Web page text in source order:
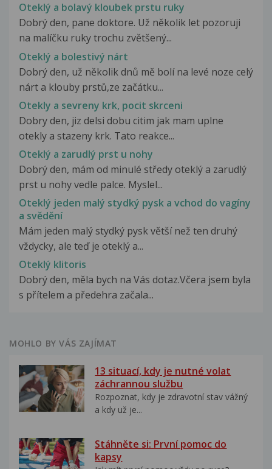
Oteklý a bolavý kloubek prstu ruky
Dobrý den, pane doktore. Už několik let pozoruji
na malíčku ruky trochu zvětšený...
Oteklý a bolestivý nárt
Dobrý den, už několik dnů mě bolí na levé noze celý
nárt a klouby prstů,ze začátku...
Otekly a sevreny krk, pocit skrceni
Dobry den, jiz delsi dobu citim jak mam uplne
otekly a stazeny krk. Tato reakce...
Oteklý a zarudlý prst u nohy
Dobrý den, mám od minulé středy oteklý a zarudlý
prst u nohy vedle palce. Myslel...
Oteklý jeden malý stydký pysk a vchod do vagíny
a svědění
Mám jeden malý stydký pysk větší než ten druhý
vždycky, ale teď je oteklý a...
Oteklý klitoris
Dobrý den, měla bych na Vás dotaz.Včera jsem byla
s přítelem a předehra začala...
MOHLO BY VÁS ZAJÍMAT
13 situací, kdy je nutné volat
záchrannou službu
Rozpoznat, kdy je zdravotní stav vážný
a kdy už je...
Stáhněte si: První pomoc do
kapsy